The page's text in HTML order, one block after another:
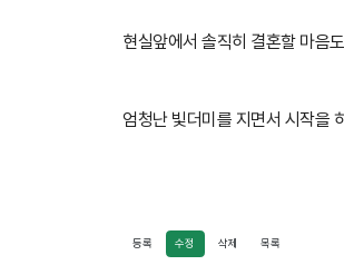
현실앞에서 솔직히 결혼할 마음
엄청난 빛더미를 지면서 시작을
등록 수정 삭제 목록